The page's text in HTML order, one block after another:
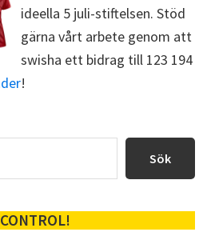
ideella 5 juli-stiftelsen. Stöd
gärna vårt arbete genom att
swisha ett bidrag till 123 194
!
Sök